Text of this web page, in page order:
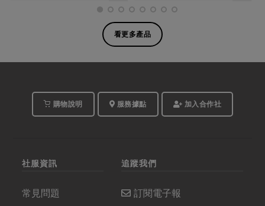
看更多產品
購物說明 服務據點 加入合作社
社服資訊
常見問題
追蹤我們
訂閱電子報